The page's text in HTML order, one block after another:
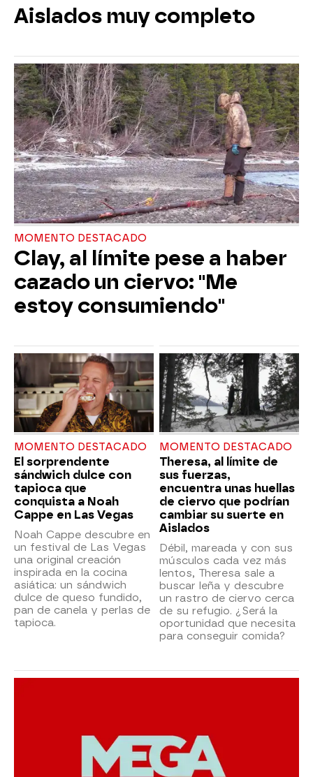
Aislados muy completo
MOMENTO DESTACADO
Clay, al límite pese a haber
cazado un ciervo: "Me
estoy consumiendo"
MOMENTO DESTACADO
El sorprendente
sándwich dulce con
tapioca que
conquista a Noah
Cappe en Las Vegas
Noah Cappe descubre en
un festival de Las Vegas
una original creación
inspirada en la cocina
asiática: un sándwich
dulce de queso fundido,
pan de canela y perlas de
tapioca.
MOMENTO DESTACADO
Theresa, al límite de
sus fuerzas,
encuentra unas huellas
de ciervo que podrían
cambiar su suerte en
Aislados
Débil, mareada y con sus
músculos cada vez más
lentos, Theresa sale a
buscar leña y descubre
un rastro de ciervo cerca
de su refugio. ¿Será la
oportunidad que necesita
para conseguir comida?